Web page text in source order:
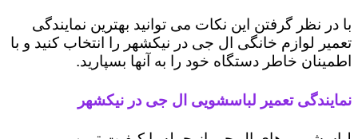
با در نظر گرفتن این نکات می توانید بهترین نمایندگی
تعمیر لوازم خانگی ال جی در نیکشهر را انتخاب کنید و با
اطمینان خاطر دستگاه خود را به آنها بسپارید.
نمایندگی تعمیر لباسشویی ال جی در نیکشهر